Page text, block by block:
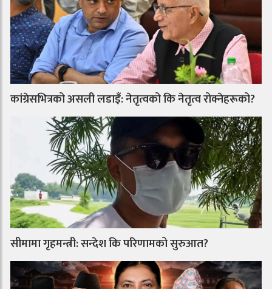
कांग्रेसभित्रको असली लडाइँ: नेतृत्वको कि नेतृत्व रोक्नेहरूको?
सीमामा गृहमन्त्री: सन्देश कि परिणामको सुरुआत?